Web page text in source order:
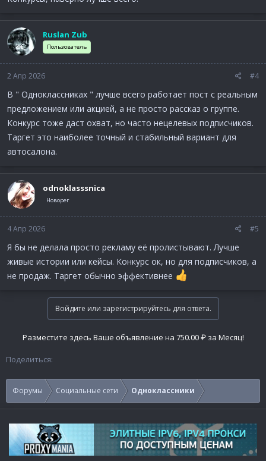
Ruslan Zub
Пользователь
2 Апр 2026 #4
В " Одноклассниках " лучше всего работает пост с реальным
предложением или акцией, а не просто рассказ о группе.
Конкурс тоже даст охват, но часто нецелевых подписчиков.
Таргет это наиболее точный и стабильный вариант для
автосалона.
оdnoklasssnica
Новорег
4 Апр 2026 #5
Я бы не делала просто рекламу её пролистывают. Лучше
живые истории или кейсы. Конкурс ок, но для подписчиков, а
не продаж. Таргет обычно эффективнее
Войдите или зарегистрируйтесь для ответа.
Разместите здесь Ваше объявление на 750.00 ₽ за Месяц!
Поделиться:
Форумы Социальные сети Одноклассники